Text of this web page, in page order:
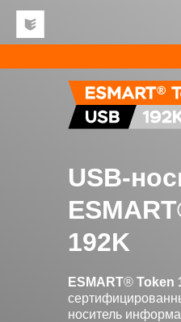
USB-
192K
ESMART® Token
носитель